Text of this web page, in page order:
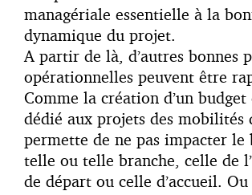
managériale essentielle à la
dynamique du projet.
A partir de là, d’autres bonnes
opérationnelles peuvent être
Comme la création d’un
dédié aux projets des mobilités
permette de ne pas impacter le
telle ou telle branche, celle de
de départ ou celle d’accueil.